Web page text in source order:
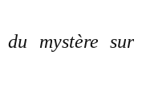
mystère sur